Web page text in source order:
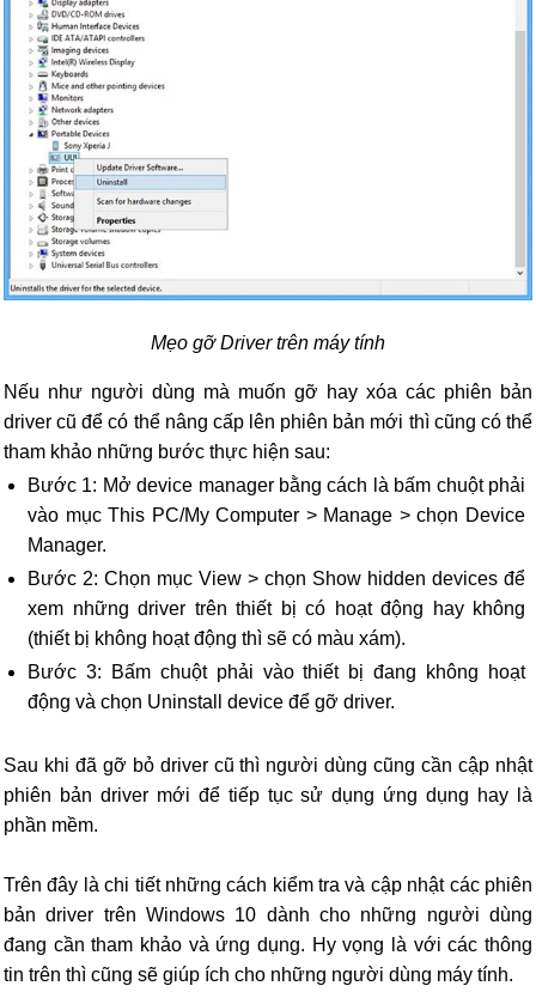
Mẹo gỡ Driver trên máy tính
Nếu như người dùng mà muốn gỡ hay xóa các phiên bản
driver cũ để có thể nâng cấp lên phiên bản mới thì cũng có thể
tham khảo những bước thực hiện sau:
Bước 1: Mở device manager bằng cách là bấm chuột phải
vào mục This PC/My Computer > Manage > chọn Device
Manager.
Bước 2: Chọn mục View > chọn Show hidden devices để
xem những driver trên thiết bị có hoạt động hay không
(thiết bị không hoạt động thì sẽ có màu xám).
Bước 3: Bấm chuột phải vào thiết bị đang không hoạt
động và chọn Uninstall device để gỡ driver.
Sau khi đã gỡ bỏ driver cũ thì người dùng cũng cần cập nhật
phiên bản driver mới để tiếp tục sử dụng ứng dụng hay là
phần mềm.
Trên đây là chi tiết những cách kiểm tra và cập nhật các phiên
bản driver trên Windows 10 dành cho những người dùng
đang cần tham khảo và ứng dụng. Hy vọng là với các thông
tin trên thì cũng sẽ giúp ích cho những người dùng máy tính.